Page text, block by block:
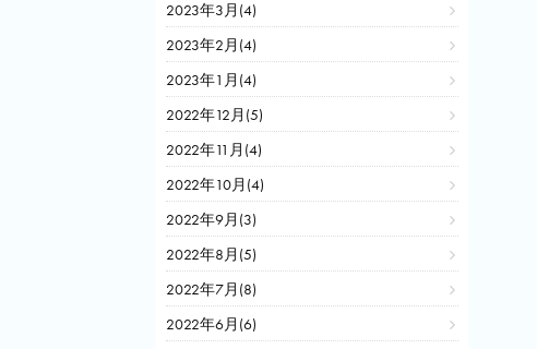
2023年3月(4)
2023年2月(4)
2023年1月(4)
2022年12月(5)
2022年11月(4)
2022年10月(4)
2022年9月(3)
2022年8月(5)
2022年7月(8)
2022年6月(6)